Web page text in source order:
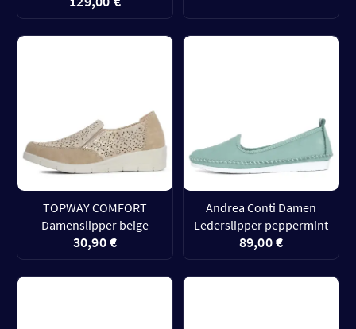
TOPWAY COMFORT
Damenslipper beige
30,90 €
Andrea Conti Damen
Lederslipper peppermint
89,00 €